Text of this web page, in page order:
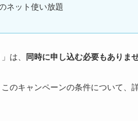
ネット使い放題
は、 同時に申し込む必要もありま
のキャンペーンの条件について、